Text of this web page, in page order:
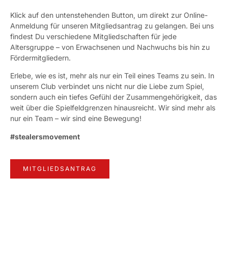
Klick auf den untenstehenden Button, um direkt zur Online-
Anmeldung für unseren Mitgliedsantrag zu gelangen. Bei uns
findest Du verschiedene Mitgliedschaften für jede
Altersgruppe – von Erwachsenen und Nachwuchs bis hin zu
Fördermitgliedern.
Erlebe, wie es ist, mehr als nur ein Teil eines Teams zu sein. In
unserem Club verbindet uns nicht nur die Liebe zum Spiel,
sondern auch ein tiefes Gefühl der Zusammengehörigkeit, das
weit über die Spielfeldgrenzen hinausreicht. Wir sind mehr als
nur ein Team – wir sind eine Bewegung!
#stealersmovement
MITGLIEDSANTRAG